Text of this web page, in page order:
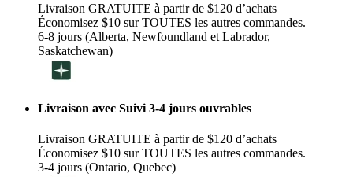
Livraison GRATUITE à partir de $120 d’achats
Économisez $10 sur TOUTES les autres commandes.
6-8 jours (Alberta, Newfoundland et Labrador,
Saskatchewan)
Livraison avec Suivi 3-4 jours ouvrables
Livraison GRATUITE à partir de $120 d’achats
Économisez $10 sur TOUTES les autres commandes.
3-4 jours (Ontario, Quebec)